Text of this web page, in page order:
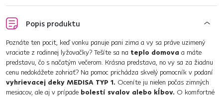
Popis produktu
Poznáte ten pocit, keď vonku panuje pani zima a vy sa práve uzimený
vraciate z rodinnej lyžovačky? Tešíte sa na teplo domova a máte
predstavu, čo s načatým večerom. Krásna predstava, no vy sa za žiadnu
cenu nedokážete zohriať? Na pomoc prichádza skvelý pomocník v podaní
vyhrievacej deky MEDISA TYP 1. Oceníte ju nielen počas zimných
mesiacov, ale aj v prípade bolestí svalov alebo kĺbov. O komfortné